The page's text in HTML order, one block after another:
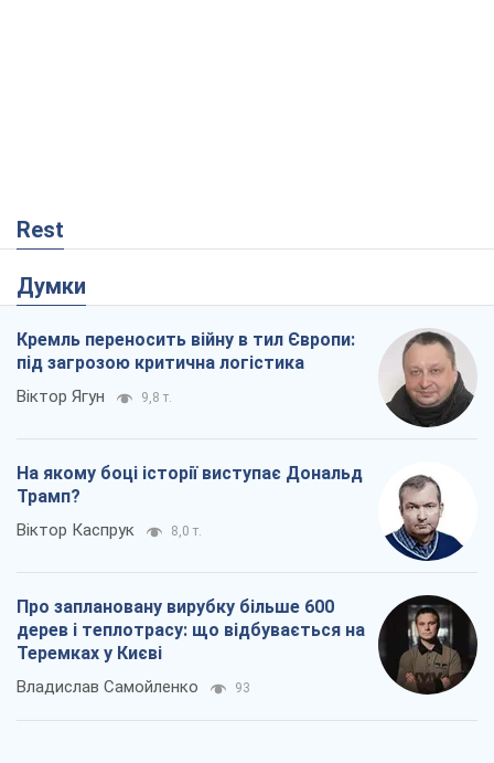
Rest
Думки
Кремль переносить війну в тил Європи:
під загрозою критична логістика
Віктор Ягун 9,8 т.
На якому боці історії виступає Дональд
Трамп?
Віктор Каспрук 8,0 т.
Про заплановану вирубку більше 600
дерев і теплотрасу: що відбувається на
Теремках у Києві
Владислав Самойленко 93